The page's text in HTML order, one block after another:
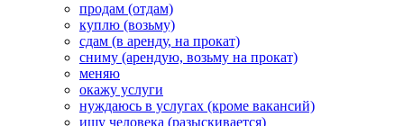
продам (отдам)
куплю (возьму)
сдам (в аренду, на прокат)
сниму (арендую, возьму на прокат)
меняю
окажу услуги
нуждаюсь в услугах (кроме вакансий)
ищу человека (разыскивается)